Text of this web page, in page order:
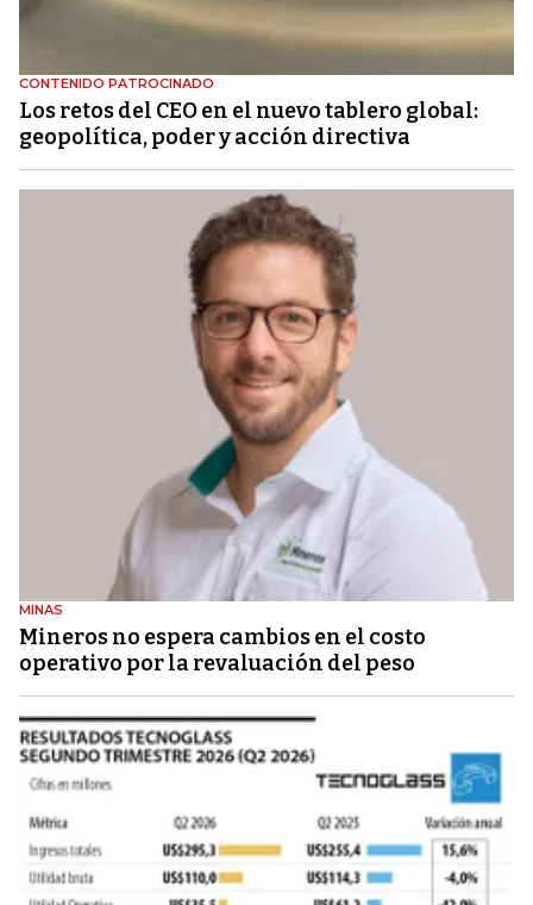
CONTENIDO PATROCINADO
Los retos del CEO en el nuevo tablero global:
geopolítica, poder y acción directiva
MINAS
Mineros no espera cambios en el costo
operativo por la revaluación del peso